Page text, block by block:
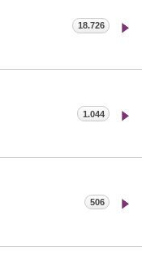
18.726
1.044
506